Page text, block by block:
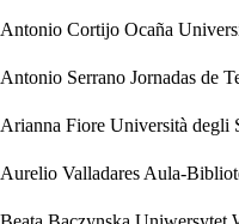
Antonio Cortijo Ocaña
Antonio Serrano Jornadas de
Arianna Fiore Università degli
Aurelio Valladares Aula-